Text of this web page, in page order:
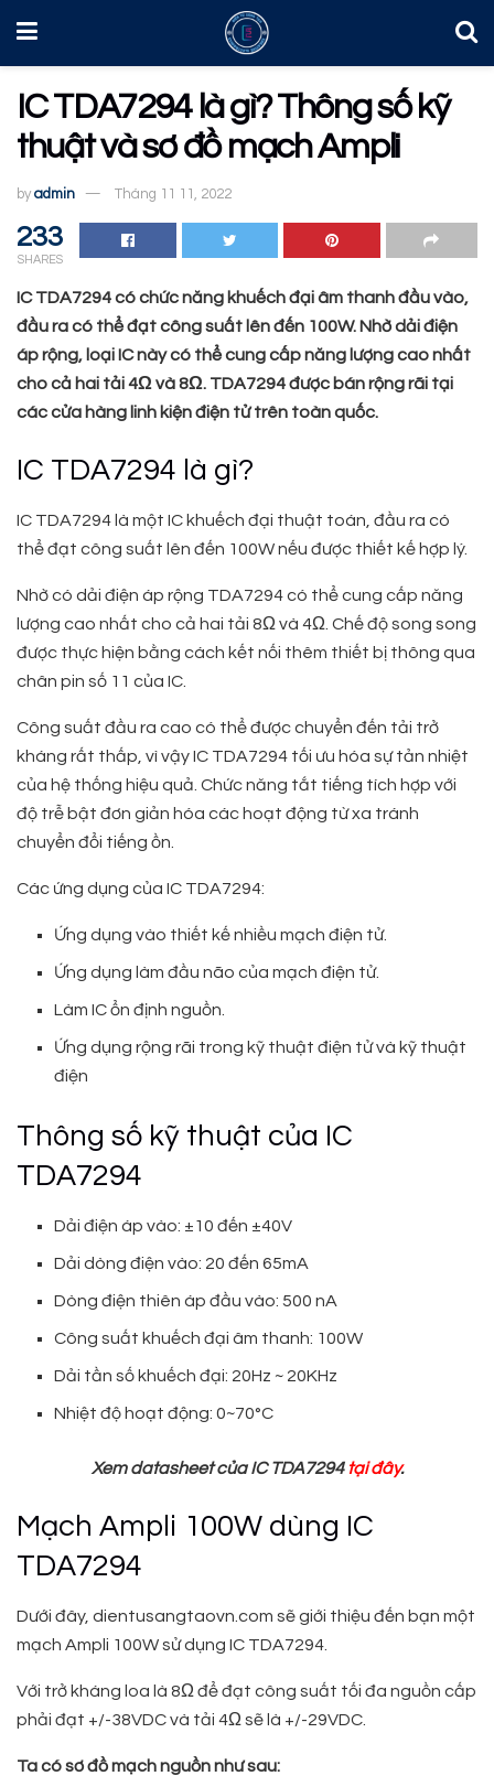
IC TDA7294 là gì? Thông số kỹ
thuật và sơ đồ mạch Ampli
by admin Tháng 11 11, 2022
233
SHARES
IC TDA7294 có chức năng khuếch đại âm thanh đầu vào,
đầu ra có thể đạt công suất lên đến 100W. Nhờ dải điện
áp rộng, loại IC này có thể cung cấp năng lượng cao nhất
cho cả hai tải 4Ω và 8Ω. TDA7294 được bán rộng rãi tại
các cửa hàng linh kiện điện tử trên toàn quốc.
IC TDA7294 là gì?
IC TDA7294 là một IC khuếch đại thuật toán, đầu ra có
thể đạt công suất lên đến 100W nếu được thiết kế hợp lý.
Nhờ có dải điện áp rộng TDA7294 có thể cung cấp năng
lượng cao nhất cho cả hai tải 8Ω và 4Ω. Chế độ song song
được thực hiện bằng cách kết nối thêm thiết bị thông qua
chân pin số 11 của IC.
Công suất đầu ra cao có thể được chuyển đến tải trở
kháng rất thấp, vì vậy IC TDA7294 tối ưu hóa sự tản nhiệt
của hệ thống hiệu quả. Chức năng tắt tiếng tích hợp với
độ trễ bật đơn giản hóa các hoạt động từ xa tránh
chuyển đổi tiếng ồn.
Các ứng dụng của IC TDA7294:
Ứng dụng vào thiết kế nhiều mạch điện tử.
Ứng dụng làm đầu não của mạch điện tử.
Làm IC ổn định nguồn.
Ứng dụng rộng rãi trong kỹ thuật điện tử và kỹ thuật
điện
Thông số kỹ thuật của IC
TDA7294
Dải điện áp vào: ±10 đến ±40V
Dải dòng điện vào: 20 đến 65mA
Dòng điện thiên áp đầu vào: 500 nA
Công suất khuếch đại âm thanh: 100W
Dải tần số khuếch đại: 20Hz ~ 20KHz
Nhiệt độ hoạt động: 0~70°C
Xem datasheet của IC TDA7294 tại đây.
Mạch Ampli 100W dùng IC
TDA7294
Dưới đây, dientusangtaovn.com sẽ giới thiệu đến bạn một
mạch Ampli 100W sử dụng IC TDA7294.
Với trở kháng loa là 8Ω để đạt công suất tối đa nguồn cấp
phải đạt +/-38VDC và tải 4Ω sẽ là +/-29VDC.
Ta có sơ đồ mạch nguồn như sau: